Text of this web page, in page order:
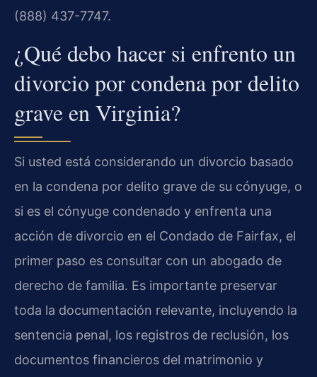
(888) 437-7747.
¿Qué debo hacer si enfrento un
divorcio por condena por delito
grave en Virginia?
Si usted está considerando un divorcio basado
en la condena por delito grave de su cónyuge, o
si es el cónyuge condenado y enfrenta una
acción de divorcio en el Condado de Fairfax, el
primer paso es consultar con un abogado de
derecho de familia. Es importante preservar
toda la documentación relevante, incluyendo la
sentencia penal, los registros de reclusión, los
documentos financieros del matrimonio y